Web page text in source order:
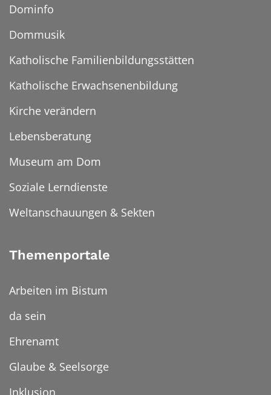
Dominfo
Dommusik
Katholische Familienbildungsstätten
Katholische Erwachsenenbildung
Kirche verändern
Lebensberatung
Museum am Dom
Soziale Lerndienste
Weltanschauungen & Sekten
Themenportale
Arbeiten im Bistum
da sein
Ehrenamt
Glaube & Seelsorge
Inklusion